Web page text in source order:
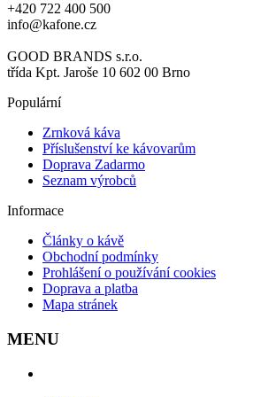
+420 722 400 500
info@kafone.cz
GOOD BRANDS s.r.o.
třída Kpt. Jaroše 10 602 00 Brno
Populární
Zrnková káva
Příslušenství ke kávovarům
Doprava Zadarmo
Seznam výrobců
Informace
Články o kávě
Obchodní podmínky
Prohlášení o používání cookies
Doprava a platba
Mapa stránek
MENU